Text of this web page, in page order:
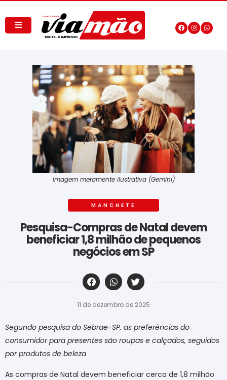
Imagem meramente ilustrativa (Gemini)
MANCHETE
Pesquisa-Compras de Natal devem
beneficiar 1,8 milhão de pequenos
negócios em SP
‎ ‎ ‎ ‎ ‎ ‎ ‎ ‎ ‎ ‎ ‎ ‎ ‎ ‎ ‎ ‎ ‎ ‎ ‎ ‎ ‎ ‎ ‎ ‎ ‎ ‎ ‎ ‎ ‎ ‎ ‎
11 de dezembro de 2025
Segundo pesquisa do Sebrae-SP, as preferências do
consumidor para presentes são roupas e calçados, seguidos
por produtos de beleza
As compras de Natal devem beneficiar cerca de 1,8 milhão